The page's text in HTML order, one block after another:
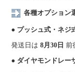
各種オプション
● プッシュ式・ネジ
発送日は 8月30日 前
● ダイヤモンドレー